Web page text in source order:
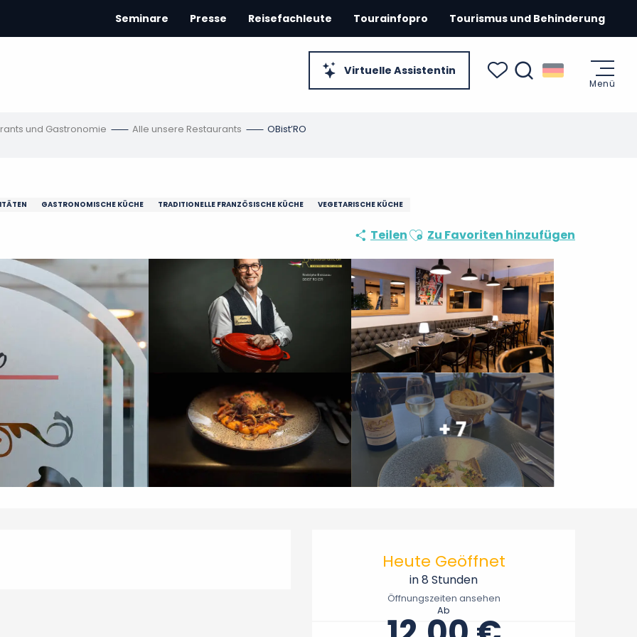
Virtuelle Assistentin
Seminare Presse Reisefachleute Tourainfopro Tourismus und Behinderung
Menü
und Gastronomie Alle unsere Restaurants OBist’RO
GASTRONOMISCHE KÜCHE TRADITIONELLE FRANZÖSISCHE KÜCHE VEGETARISCHE KÜCHE
TeilenAjouter aux favoris
Zu Favoriten hinzufügen
+ 7
Öffnungszeiten &
Heute Geöffnet
in 8 Stunden
Öffnungszeiten ansehen
Ab